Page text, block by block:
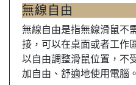
無線自由
無線自由是指無線滑鼠不
接，可以在桌面或者工作
以自由調整滑鼠位置，不
加自由、舒適地使用電腦。